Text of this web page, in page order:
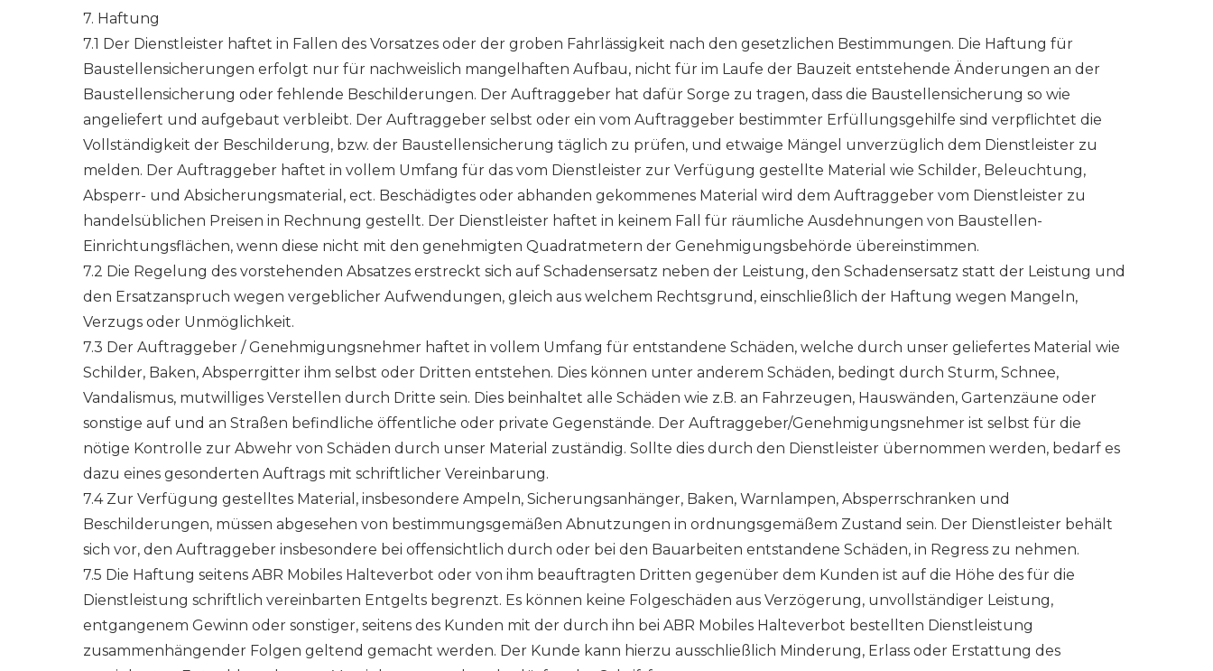
7. Haftung
7.1 Der Dienstleister haftet in Fallen des Vorsatzes oder der groben Fahrlässigkeit nach den gesetzlichen Bestimmungen. Die Haftung für
Baustellensicherungen erfolgt nur für nachweislich mangelhaften Aufbau, nicht für im Laufe der Bauzeit entstehende Änderungen an der
Baustellensicherung oder fehlende Beschilderungen. Der Auftraggeber hat dafür Sorge zu tragen, dass die Baustellensicherung so wie
angeliefert und aufgebaut verbleibt. Der Auftraggeber selbst oder ein vom Auftraggeber bestimmter Erfüllungsgehilfe sind verpflichtet die
Vollständigkeit der Beschilderung, bzw. der Baustellensicherung täglich zu prüfen, und etwaige Mängel unverzüglich dem Dienstleister zu
melden. Der Auftraggeber haftet in vollem Umfang für das vom Dienstleister zur Verfügung gestellte Material wie Schilder, Beleuchtung,
Absperr- und Absicherungsmaterial, ect. Beschädigtes oder abhanden gekommenes Material wird dem Auftraggeber vom Dienstleister zu
handelsüblichen Preisen in Rechnung gestellt. Der Dienstleister haftet in keinem Fall für räumliche Ausdehnungen von Baustellen-
Einrichtungsflächen, wenn diese nicht mit den genehmigten Quadratmetern der Genehmigungsbehörde übereinstimmen.
7.2 Die Regelung des vorstehenden Absatzes erstreckt sich auf Schadensersatz neben der Leistung, den Schadensersatz statt der Leistung und
den Ersatzanspruch wegen vergeblicher Aufwendungen, gleich aus welchem Rechtsgrund, einschließlich der Haftung wegen Mangeln,
Verzugs oder Unmöglichkeit.
7.3 Der Auftraggeber / Genehmigungsnehmer haftet in vollem Umfang für entstandene Schäden, welche durch unser geliefertes Material wie
Schilder, Baken, Absperrgitter ihm selbst oder Dritten entstehen. Dies können unter anderem Schäden, bedingt durch Sturm, Schnee,
Vandalismus, mutwilliges Verstellen durch Dritte sein. Dies beinhaltet alle Schäden wie z.B. an Fahrzeugen, Hauswänden, Gartenzäune oder
sonstige auf und an Straßen befindliche öffentliche oder private Gegenstände. Der Auftraggeber/Genehmigungsnehmer ist selbst für die
nötige Kontrolle zur Abwehr von Schäden durch unser Material zuständig. Sollte dies durch den Dienstleister übernommen werden, bedarf es
dazu eines gesonderten Auftrags mit schriftlicher Vereinbarung.
7.4 Zur Verfügung gestelltes Material, insbesondere Ampeln, Sicherungsanhänger, Baken, Warnlampen, Absperrschranken und
Beschilderungen, müssen abgesehen von bestimmungsgemäßen Abnutzungen in ordnungsgemäßem Zustand sein. Der Dienstleister behält
sich vor, den Auftraggeber insbesondere bei offensichtlich durch oder bei den Bauarbeiten entstandene Schäden, in Regress zu nehmen.
7.5 Die Haftung seitens ABR Mobiles Halteverbot oder von ihm beauftragten Dritten gegenüber dem Kunden ist auf die Höhe des für die
Dienstleistung schriftlich vereinbarten Entgelts begrenzt. Es können keine Folgeschäden aus Verzögerung, unvollständiger Leistung,
entgangenem Gewinn oder sonstiger, seitens des Kunden mit der durch ihn bei ABR Mobiles Halteverbot bestellten Dienstleistung
zusammenhängender Folgen geltend gemacht werden. Der Kunde kann hierzu ausschließlich Minderung, Erlass oder Erstattung des